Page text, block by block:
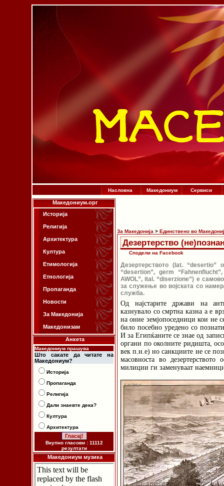
Насловна Македониум Сервиси
Македониум.орг
Историја
Религија
Архитектура
Култура
Етимологија
Етнологија
Пропаганда
Новости
За Македонија
Македонизам
Анкета
Македониум прашува
Што сакате да читате на
Македониум?
Историја
Пропаганда
Религија
Дали знаевте дека?
Култура
Архитектура
Вкупно гласови : 11112
резултати
Македониум музика
За Македонија > Единствено во
Дезертерство
Сподели на Facebook
Дезертерството (lat.
“desertion”, germ
AWOL”, ital. “diserzione”) е
за служење во војската со
служба.
Од најстарите држави на
казнувало со смртна казна а е
на оние земјопоседници кои не
било посебно уредено со
И за Египќаните се знае од
органи по околните ридишта,
век п.н.е) но санкциите не се
масовноста во
милиции ги заменуваат